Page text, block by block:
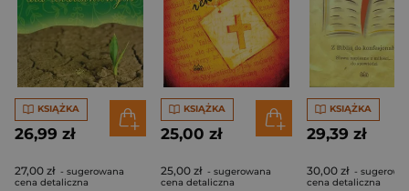
KSIĄŻKA
26,99 zł
27,00 zł - sugerowana
cena detaliczna
KSIĄŻKA
25,00 zł
25,00 zł - sugerowana
cena detaliczna
KSIĄŻKA
29,39 zł
30,00 zł -
cena detaliczna